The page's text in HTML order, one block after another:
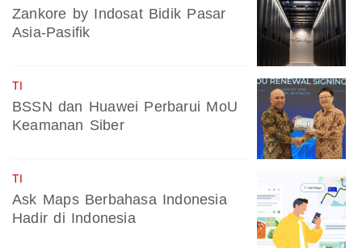
Zankore by Indosat Bidik Pasar
Asia-Pasifik
TI
BSSN dan Huawei Perbarui MoU
Keamanan Siber
TI
Ask Maps Berbahasa Indonesia
Hadir di Indonesia